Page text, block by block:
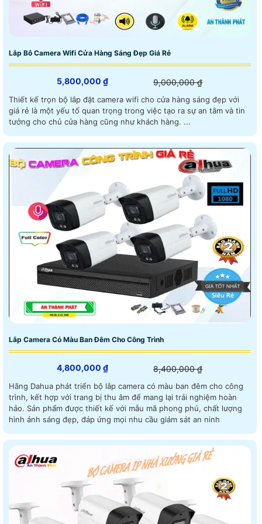
Lắp Bô Camera Wifi Cửa Hàng Sáng Đẹp Giá Rẻ
5,800,000 ₫ 9,000,000 ₫
Thiết kế trọn bộ lắp đặt camera wifi cho cửa hàng sáng đẹp với
giá rẻ là một yếu tố quan trọng trong việc tạo ra sự an tâm và tin
tưởng cho chủ cửa hàng cũng như khách hàng. ...
Lắp Camera Có Màu Ban Đêm Cho Công Trình
4,800,000 ₫ 8,400,000 ₫
Hãng Dahua phát triển bộ lắp camera có màu ban đêm cho công
trình, kết hợp với trang bị thu âm để mang lại trải nghiệm hoàn
hảo. Sản phẩm được thiết kế với mẫu mã phong phú, chất lượng
hình ảnh sáng đẹp, đáp ứng mọi nhu cầu giám sát an ninh